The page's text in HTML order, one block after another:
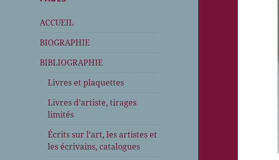
ACCUEIL
BIOGRAPHIE
BIBLIOGRAPHIE
Livres et plaquettes
Livres d’artiste, tirages
limités
Écrits sur l’art, les artistes et
les écrivains, catalogues